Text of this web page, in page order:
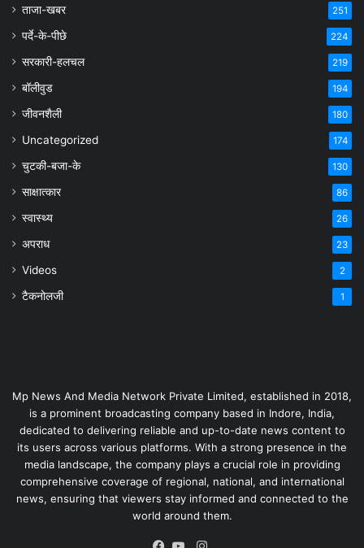
ताजा-खबर 251
पर्दे-के-पीछे 224
सरकारी-हलचल 219
बॉलीवुड 194
जीवनशैली 180
Uncategorized 174
चुटकी-बजा-के 130
साक्षात्कार 86
स्वास्थ्य 26
अपराध 23
Videos 2
टैकनोलजी 1
Mp News And Media Network Private Limited, established in 2018,
is a prominent broadcasting company based in Indore, India,
dedicated to delivering reliable and up-to-date news content to
its users across various platforms. With a strong presence in the
media landscape, the company plays a crucial role in providing
comprehensive coverage of regional, national, and international
news, ensuring that viewers stay informed and connected to the
world around them.